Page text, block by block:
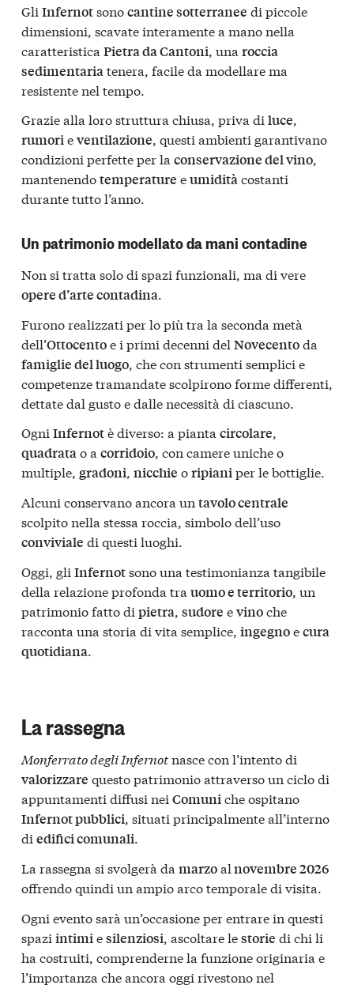
Gli Infernotsonocantine sotterranee di piccole
dimensioni, scavate interamente a mano nella
caratteristica Pietra da Cantoni , una roccia
sedimentaria tenera, facile da modellare ma
resistente nel tempo.
Grazie alla loro struttura chiusa, priva di luce,
rumorieventilazione, questi ambienti garantivano
condizioni perfette per la conservazione del vino,
mantenendotemperature eumiditàcostanti
durante tutto l’anno.
Un patrimonio modellato da mani contadine
Non si tratta solo di spazi funzionali, ma di vere
opere d’arte contadina.
Furono realizzati per lo più tra la seconda metà
dell’Ottocentoe i primi decenni del Novecentoda
famiglie del luogo, che con strumenti semplici e
competenze tramandate scolpirono forme differenti,
dettate dal gusto e dalle necessità di ciascuno.
Ogni Infernotè diverso: a pianta circolare,
quadratao a corridoio, con camere uniche o
multiple, gradoni, nicchie oripianiper le bottiglie.
Alcuni conservano ancora un tavolo centrale
scolpito nella stessa roccia, simbolo dell’uso
conviviale di questi luoghi.
Oggi, gli Infernotsono una testimonianza tangibile
della relazione profonda tra uomo e territorio, un
patrimonio fatto di pietra, sudore evinoche
racconta una storia di vita semplice, ingegnoecura
quotidiana.
La rassegna
Monferrato degli Infernotnasce con l’intento di
valorizzare questo patrimonio attraverso un ciclo di
appuntamenti diffusi nei Comuniche ospitano
Infernot pubblici, situati principalmente all’interno
di edifici comunali.
La rassegna si svolgerà da marzoalnovembre 2026
offrendo quindi un ampio arco temporale di visita.
Ogni evento sarà un’occasione per entrare in questi
spazi intimiesilenziosi, ascoltare lestorie di chi li
ha costruiti, comprenderne la funzione originaria e
l’importanza che ancora oggi rivestono nel